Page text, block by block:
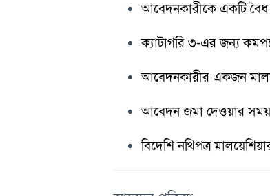
আবেদনকারীকে একটি বৈধ
ক্যাটাগরি ৩-এর জন্য
আবেদনকারীর একজন
আবেদন জমা দেওয়ার
বিদেশি নথিপত্র